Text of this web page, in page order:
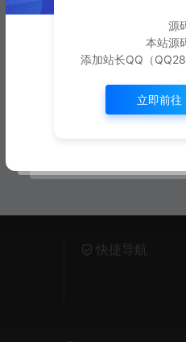
快捷导航
源
本站源
添加站长QQ（
立即前往